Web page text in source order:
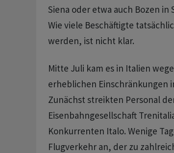
Siena oder etwa auch Bozen
Wie viele Beschäftigte
werden, ist nicht klar.
Mitte Juli kam es in Italien
erheblichen Einschränkungen
Zunächst streikten Personal
Eisenbahngesellschaft
Konkurrenten Italo. Wenige
Flugverkehr an, der zu